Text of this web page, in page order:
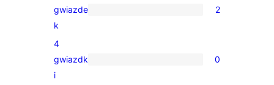
2
recenzje
5-
gwiazdkowe
gwiazde
k
2
0
recenzji
4
gwiazdk
i
0